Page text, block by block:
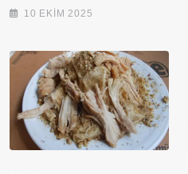
10 EKIM 2025